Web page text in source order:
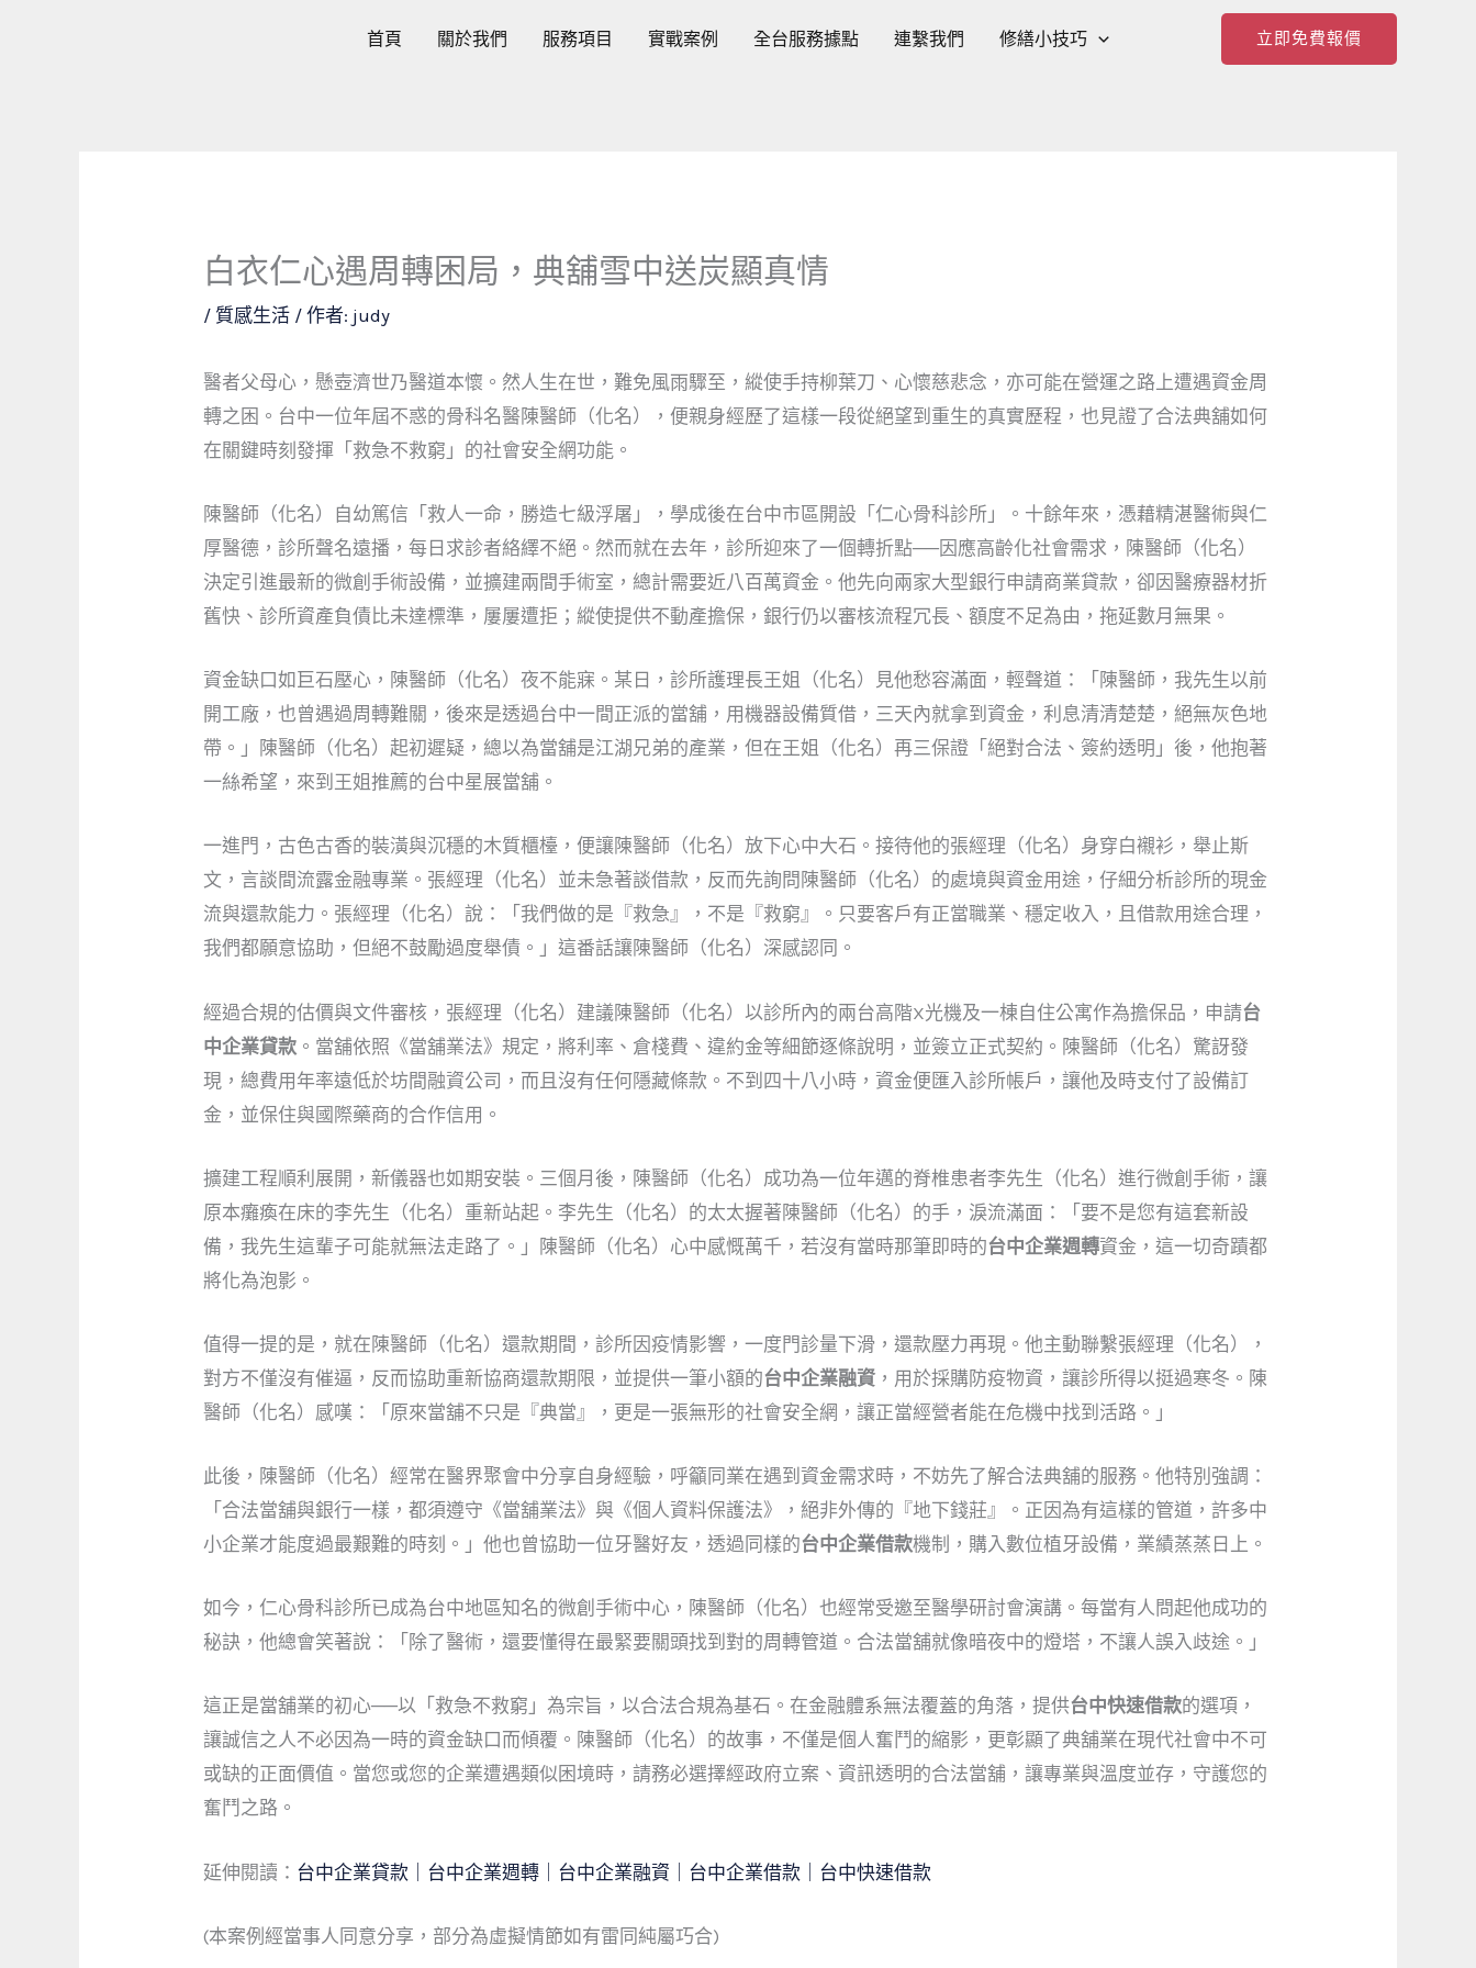
首頁 關於我們 服務項目 實戰案例 全台服務據點 連繫我們 修繕小技巧 立即免費報價
白衣仁心遇周轉困局，典舖雪中送炭顯真情
/ 質感生活 / 作者: judy
醫者父母心，懸壺濟世乃醫道本懷。然人生在世，難免風雨驟至，縱使手持柳葉刀、心懷慈悲念，亦可能在營運之路上遭遇資金周
轉之困。台中一位年屆不惑的骨科名醫陳醫師（化名），便親身經歷了這樣一段從絕望到重生的真實歷程，也見證了合法典舖如何
在關鍵時刻發揮「救急不救窮」的社會安全網功能。
陳醫師（化名）自幼篤信「救人一命，勝造七級浮屠」，學成後在台中市區開設「仁心骨科診所」。十餘年來，憑藉精湛醫術與仁
厚醫德，診所聲名遠播，每日求診者絡繹不絕。然而就在去年，診所迎來了一個轉折點──因應高齡化社會需求，陳醫師（化名）
決定引進最新的微創手術設備，並擴建兩間手術室，總計需要近八百萬資金。他先向兩家大型銀行申請商業貸款，卻因醫療器材折
舊快、診所資產負債比未達標準，屢屢遭拒；縱使提供不動產擔保，銀行仍以審核流程冗長、額度不足為由，拖延數月無果。
資金缺口如巨石壓心，陳醫師（化名）夜不能寐。某日，診所護理長王姐（化名）見他愁容滿面，輕聲道：「陳醫師，我先生以前
開工廠，也曾遇過周轉難關，後來是透過台中一間正派的當舖，用機器設備質借，三天內就拿到資金，利息清清楚楚，絕無灰色地
帶。」陳醫師（化名）起初遲疑，總以為當舖是江湖兄弟的產業，但在王姐（化名）再三保證「絕對合法、簽約透明」後，他抱著
一絲希望，來到王姐推薦的台中星展當舖。
一進門，古色古香的裝潢與沉穩的木質櫃檯，便讓陳醫師（化名）放下心中大石。接待他的張經理（化名）身穿白襯衫，舉止斯
文，言談間流露金融專業。張經理（化名）並未急著談借款，反而先詢問陳醫師（化名）的處境與資金用途，仔細分析診所的現金
流與還款能力。張經理（化名）說：「我們做的是『救急』，不是『救窮』。只要客戶有正當職業、穩定收入，且借款用途合理，
我們都願意協助，但絕不鼓勵過度舉債。」這番話讓陳醫師（化名）深感認同。
經過合規的估價與文件審核，張經理（化名）建議陳醫師（化名）以診所內的兩台高階X光機及一棟自住公寓作為擔保品，申請台
中企業貸款 。當舖依照《當舖業法》規定，將利率、倉棧費、違約金等細節逐條說明，並簽立正式契約。陳醫師（化名）驚訝發
現，總費用年率遠低於坊間融資公司，而且沒有任何隱藏條款。不到四十八小時，資金便匯入診所帳戶，讓他及時支付了設備訂
金，並保住與國際藥商的合作信用。
擴建工程順利展開，新儀器也如期安裝。三個月後，陳醫師（化名）成功為一位年邁的脊椎患者李先生（化名）進行微創手術，讓
原本癱瘓在床的李先生（化名）重新站起。李先生（化名）的太太握著陳醫師（化名）的手，淚流滿面：「要不是您有這套新設
備，我先生這輩子可能就無法走路了。」陳醫師（化名）心中感慨萬千，若沒有當時那筆即時的台中企業週轉資金，這一切奇蹟都
將化為泡影。
值得一提的是，就在陳醫師（化名）還款期間，診所因疫情影響，一度門診量下滑，還款壓力再現。他主動聯繫張經理（化名），
對方不僅沒有催逼，反而協助重新協商還款期限，並提供一筆小額的台中企業融資 ，用於採購防疫物資，讓診所得以挺過寒冬。陳
醫師（化名）感嘆：「原來當舖不只是『典當』，更是一張無形的社會安全網，讓正當經營者能在危機中找到活路。」
此後，陳醫師（化名）經常在醫界聚會中分享自身經驗，呼籲同業在遇到資金需求時，不妨先了解合法典舖的服務。他特別強調：
「合法當舖與銀行一樣，都須遵守《當舖業法》與《個人資料保護法》，絕非外傳的『地下錢莊』。正因為有這樣的管道，許多中
小企業才能度過最艱難的時刻。」他也曾協助一位牙醫好友，透過同樣的台中企業借款機制，購入數位植牙設備，業績蒸蒸日上。
如今，仁心骨科診所已成為台中地區知名的微創手術中心，陳醫師（化名）也經常受邀至醫學研討會演講。每當有人問起他成功的
秘訣，他總會笑著說：「除了醫術，還要懂得在最緊要關頭找到對的周轉管道。合法當舖就像暗夜中的燈塔，不讓人誤入歧途。」
這正是當舖業的初心──以「救急不救窮」為宗旨，以合法合規為基石。在金融體系無法覆蓋的角落，提供台中快速借款的選項，
讓誠信之人不必因為一時的資金缺口而傾覆。陳醫師（化名）的故事，不僅是個人奮鬥的縮影，更彰顯了典舖業在現代社會中不可
或缺的正面價值。當您或您的企業遭遇類似困境時，請務必選擇經政府立案、資訊透明的合法當舖，讓專業與溫度並存，守護您的
奮鬥之路。
延伸閱讀： 台中企業貸款｜台中企業週轉｜台中企業融資｜台中企業借款｜台中快速借款
(本案例經當事人同意分享，部分為虛擬情節如有雷同純屬巧合)